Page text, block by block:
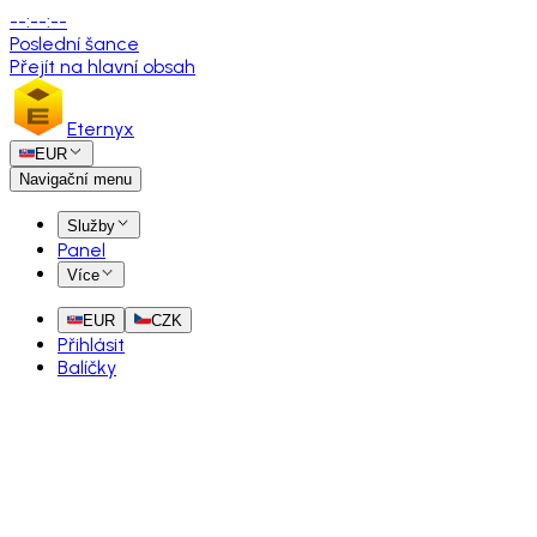
--:--:--
Poslední šance
Přejít na hlavní obsah
Eternyx
EUR
Navigační menu
Služby
Panel
Více
EUR CZK
Přihlásit
Balíčky